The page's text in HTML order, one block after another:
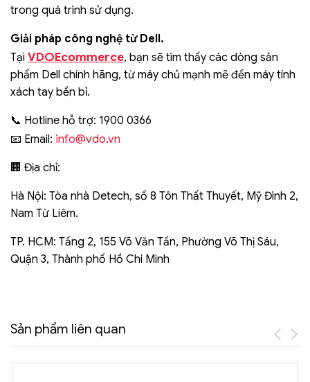
trong quá trình sử dụng.
Giải pháp công nghệ từ Dell.
Tại VDOEcommerce, bạn sẽ tìm thấy các dòng sản
phẩm Dell chính hãng, từ máy chủ mạnh mẽ đến máy tính
xách tay bền bỉ.
📞 Hotline hỗ trợ: 1900 0366
📧 Email: info@vdo.vn
🏢 Địa chỉ:
Hà Nội: Tòa nhà Detech, số 8 Tôn Thất Thuyết, Mỹ Đình 2,
Nam Từ Liêm.
TP. HCM: Tầng 2, 155 Võ Văn Tần, Phường Võ Thị Sáu,
Quận 3, Thành phố Hồ Chí Minh
Sản phẩm liên quan